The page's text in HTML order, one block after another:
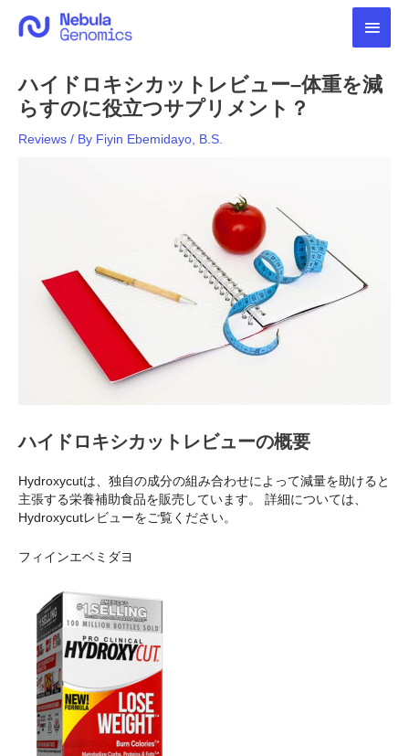
メ
ン
ハイドロキシカットレビュー–体重を減
らすのに役立つサプリメント？
Reviews / By Fiyin Ebemidayo, B.S.
ハイドロキシカットレビューの概要
Hydroxycutは、独自の成分の組み合わせによって減量を助けると
主張する栄養補助食品を販売しています。 詳細については、
Hydroxycutレビューをご覧ください。
フィインエベミダヨ